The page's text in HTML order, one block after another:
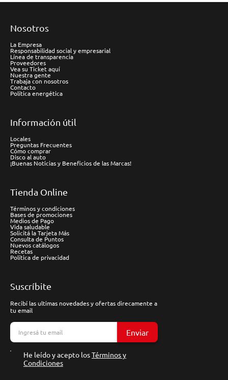
Nosotros
La Empresa
Responsabilidad social y empresarial
Línea de transparencia
Proveedores
Vea su Ticket aquí
Nuestra gente
Trabaja con nosotros
Contacto
Política energética
Información útil
Locales
Preguntas Frecuentes
Cómo comprar
Disco al auto
¡Buenas Noticias y Beneficios de las Marcas!
Tienda Online
Términos y condiciones
Bases de promociones
Medios de Pago
Vida saludable
Solicitá la Tarjeta Más
Consulta de Puntos
Nuevos catálogos
Recetas
Política de privacidad
Suscríbite
Recibí las ultimas novedades y ofertas direcamente a
tu email
Enviar
He leído y acepto losTérminos y
Condiciones